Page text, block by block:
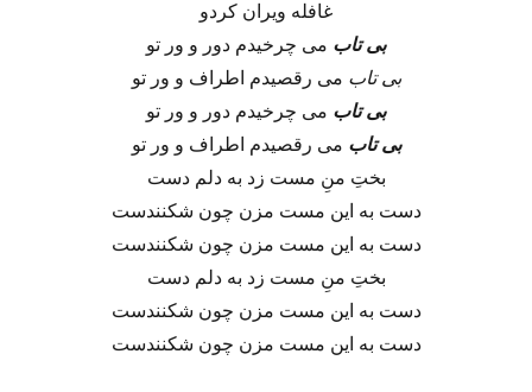
غافله ویران کردو
بی تاب می چرخیدم دور و ور تو
بی تاب می رقصیدم اطراف و ور تو
بی تاب می چرخیدم دور و ور تو
بی تاب می رقصیدم اطراف و ور تو
بختِ منِ مست زد به دلم دست
دست به این مست مزن چون شکنندست
دست به این مست مزن چون شکنندست
بختِ منِ مست زد به دلم دست
دست به این مست مزن چون شکنندست
دست به این مست مزن چون شکنندست